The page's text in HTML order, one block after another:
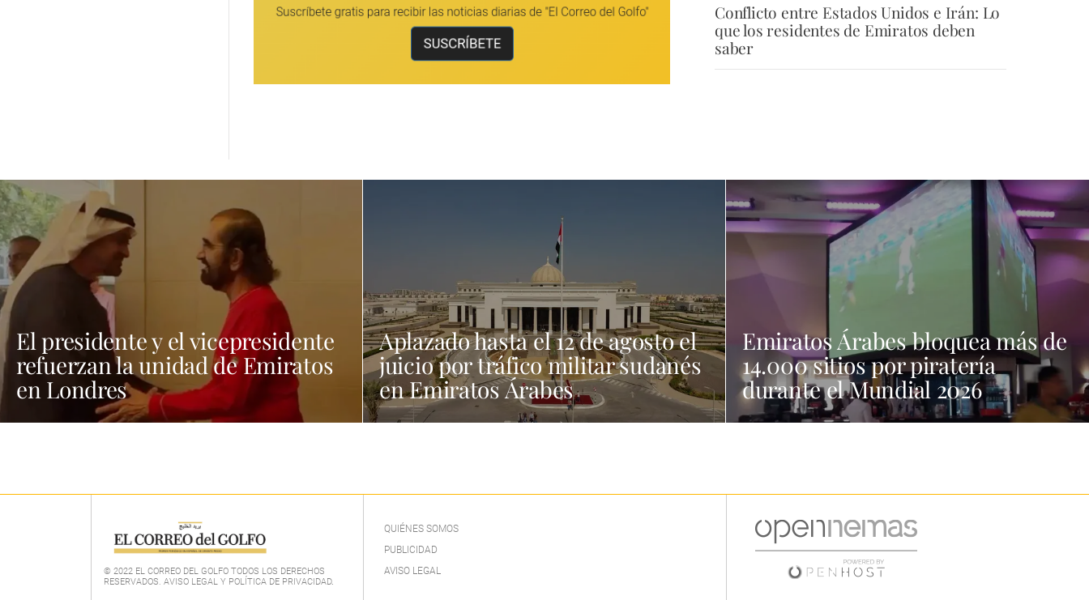
Conflicto entre Estados Unidos e Irán: Lo
que los residentes de Emiratos deben
saber
El presidente y el vicepresidente
refuerzan la unidad de Emiratos
en Londres
Aplazado hasta el 12 de agosto el
juicio por tráfico militar sudanés
en Emiratos Árabes
Emiratos Árabes bloquea más de
14.000 sitios por piratería
durante el Mundial 2026
© 2022 EL CORREO DEL GOLFO TODOS LOS DERECHOS
RESERVADOS. AVISO LEGAL Y POLÍTICA DE PRIVACIDAD.
QUIÉNES SOMOS
PUBLICIDAD
AVISO LEGAL